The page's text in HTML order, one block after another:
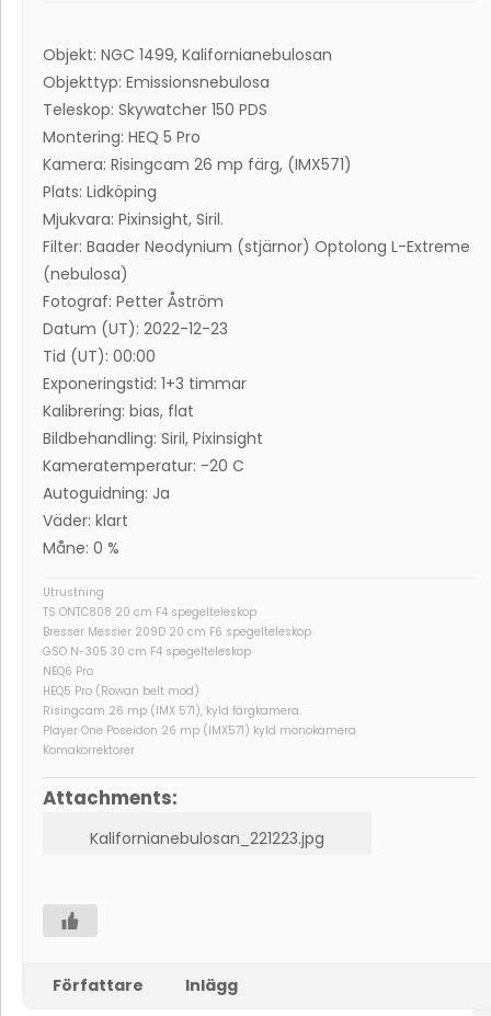
Objekt: NGC 1499, Kalifornianebulosan
Objekttyp: Emissionsnebulosa
Teleskop: Skywatcher 150 PDS
Montering: HEQ 5 Pro
Kamera: Risingcam 26 mp färg, (IMX571)
Plats: Lidköping
Mjukvara: Pixinsight, Siril.
Filter: Baader Neodynium (stjärnor) Optolong L-Extreme
(nebulosa)
Fotograf: Petter Åström
Datum (UT): 2022-12-23
Tid (UT): 00:00
Exponeringstid: 1+3 timmar
Kalibrering: bias, flat
Bildbehandling: Siril, Pixinsight
Kameratemperatur: -20 C
Autoguidning: Ja
Väder: klart
Måne: 0 %
Utrustning
TS ONTC808 20 cm F4 spegelteleskop
Bresser Messier 209D 20 cm F6 spegelteleskop
GSO N-305 30 cm F4 spegelteleskop
NEQ6 Pro
HEQ5 Pro (Rowan belt mod)
Risingcam 26 mp (IMX 571), kyld färgkamera.
Player One Poseidon 26 mp (IMX571) kyld monokamera
Komakorrektorer
Attachments:
Kalifornianebulosan_221223.jpg
Författare Inlägg